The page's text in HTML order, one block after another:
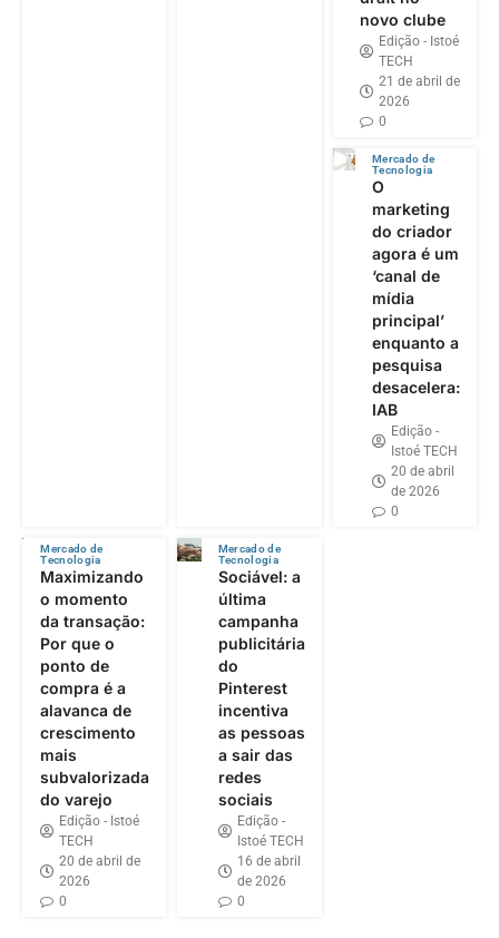
novo clube
Edição - Istoé
TECH
21 de abril de
2026
0
Mercado de
Tecnologia
O
marketing
do criador
agora é um
‘canal de
mídia
principal’
enquanto a
pesquisa
desacelera:
IAB
Edição -
Istoé TECH
20 de abril
de 2026
0
Mercado de
Tecnologia
Maximizando
o momento
da transação:
Por que o
ponto de
compra é a
alavanca de
crescimento
mais
subvalorizada
do varejo
Edição - Istoé
TECH
20 de abril de
2026
0
Mercado de
Tecnologia
Sociável: a
última
campanha
publicitária
do
Pinterest
incentiva
as pessoas
a sair das
redes
sociais
Edição -
Istoé TECH
16 de abril
de 2026
0